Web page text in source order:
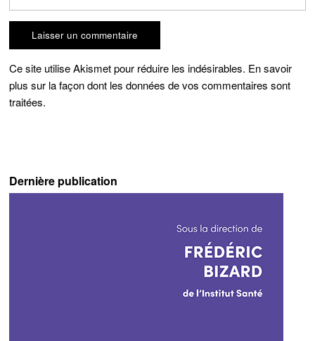
Ce site utilise Akismet pour réduire les indésirables. En savoir
plus sur la façon dont les données de vos commentaires sont
traitées.
Dernière publication